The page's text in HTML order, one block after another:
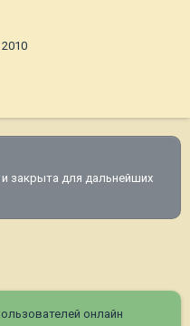
и закрыта для дальнейших
онлайн